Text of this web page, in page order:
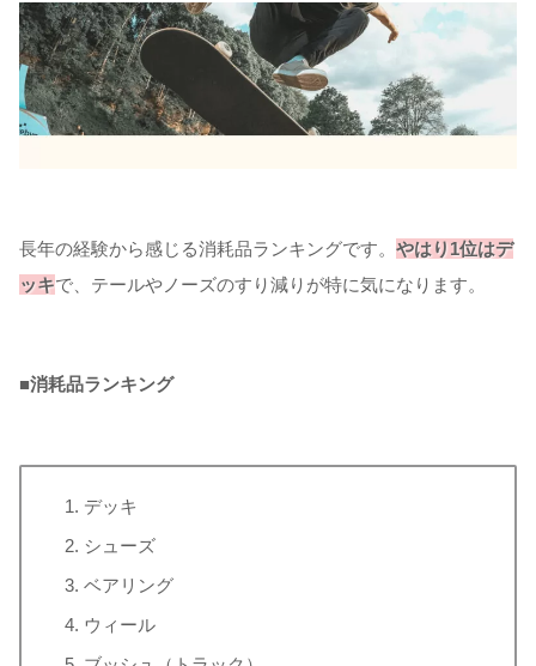
長年の経験から感じる消耗品ランキングです。 やはり1位はデ
ッキで、テールやノーズのすり減りが特に気になります。
■消耗品ランキング
デッキ
シューズ
ベアリング
ウィール